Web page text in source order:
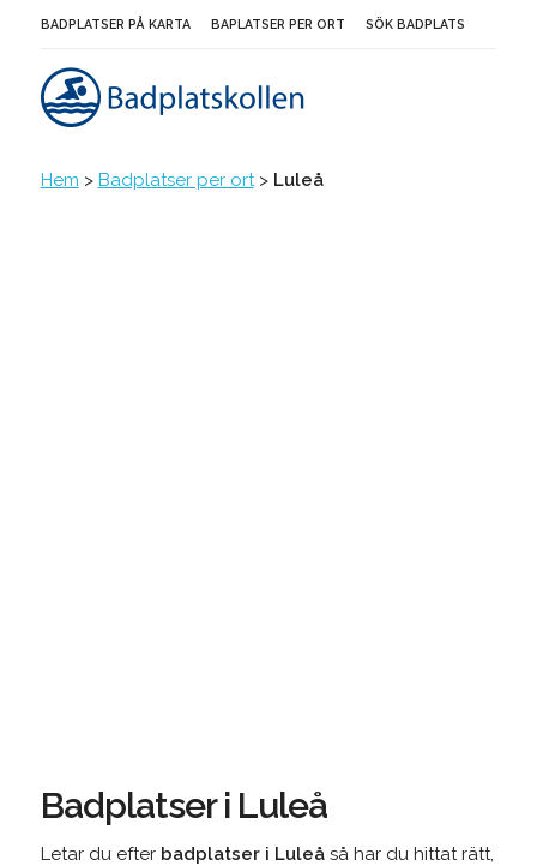
BADPLATSER PÅ KARTA BAPLATSER PER ORT SÖK BADPLATS
Hem > Badplatser per ort> Luleå
Badplatser i Luleå
Letar du efter badplatser i Luleåså har du hittat rätt,